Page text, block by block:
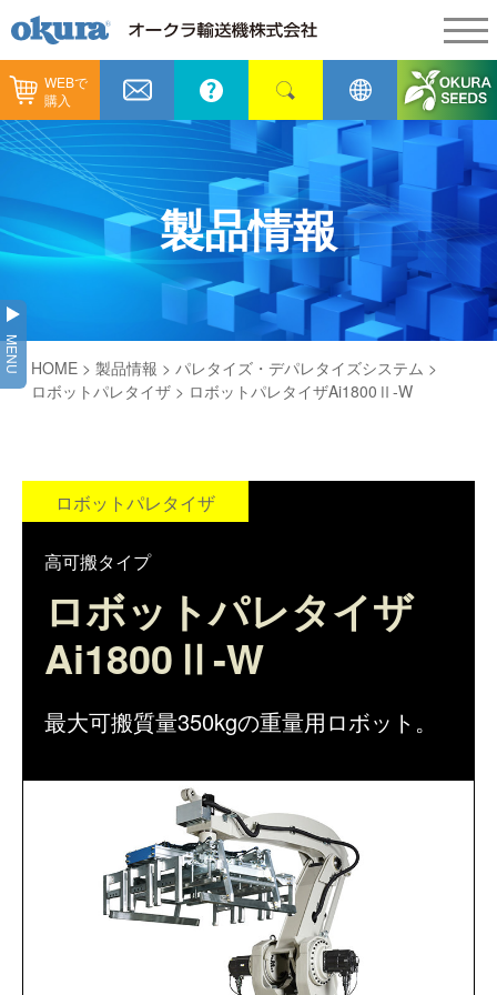
WEBで
購入
製品情報
製品情報
コンベヤ機器
コンベヤ機器を探す
コンベヤ機器の技術情報
GTPシステム
ピッキングシステム
保管システム
バーチカル装置（垂直搬送機）
納入事例
納入事例
全業種
物流
通販
メンテナンス
カタログ／CAD
会社情報
企業理念
事業所一覧
オークラグループ
事業紹介
採用情報
オークラミュージアム
新着情報
生産終了品
物流用語集
オークラ育英財団
プライバシーポリシー
サイトポリシー
製品情報
MENU HOME > 製品情報 > パレタイズ・デパレタイズシステム >
ロボットパレタイザ > ロボットパレタイザAi1800Ⅱ-W
ピッキング
ロボットパレタイザ
高可搬タイプ
ロボットパレタイザ
Ai1800Ⅱ-W
最大可搬質量350kgの重量用ロボット。